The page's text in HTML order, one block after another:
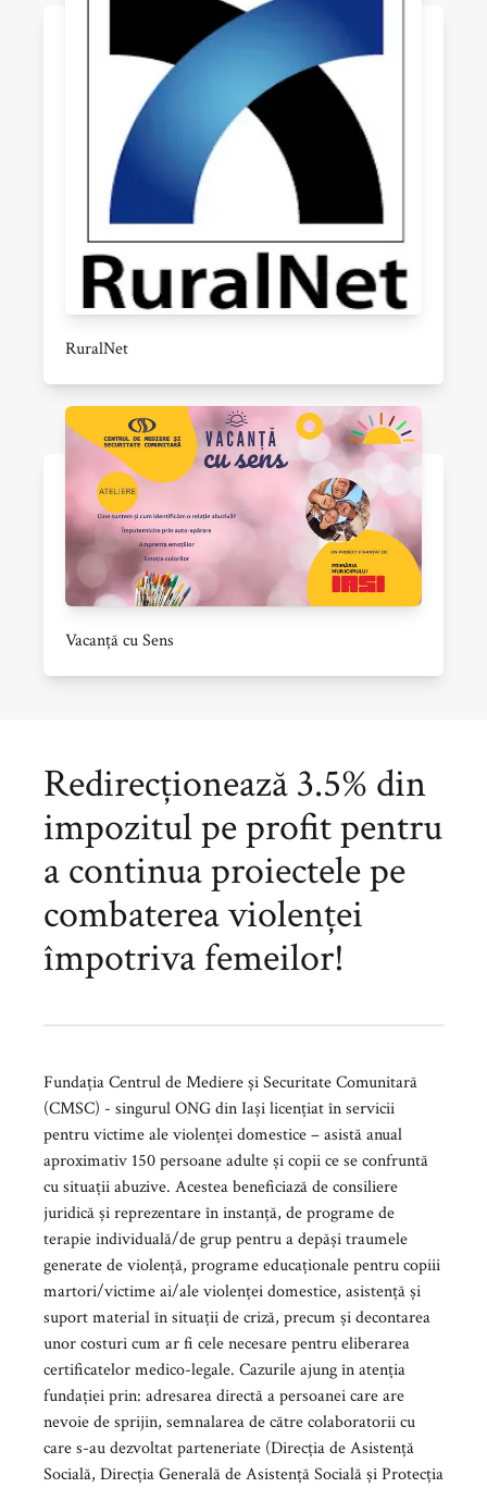
RuralNet
Vacanță cu Sens
Redirecționează 3.5% din
impozitul pe profit pentru
a continua proiectele pe
combaterea violenței
împotriva femeilor!
Fundația Centrul de Mediere și Securitate Comunitară
(CMSC) - singurul ONG din Iași licențiat în servicii
pentru victime ale violenței domestice – asistă anual
aproximativ 150 persoane adulte și copii ce se confruntă
cu situații abuzive. Acestea beneficiază de consiliere
juridică și reprezentare în instanță, de programe de
terapie individuală/de grup pentru a depăși traumele
generate de violență, programe educaționale pentru copiii
martori/victime ai/ale violenței domestice, asistență și
suport material în situații de criză, precum și decontarea
unor costuri cum ar fi cele necesare pentru eliberarea
certificatelor medico-legale. Cazurile ajung în atenția
fundației prin: adresarea directă a persoanei care are
nevoie de sprijin, semnalarea de către colaboratorii cu
care s-au dezvoltat parteneriate (Direcția de Asistență
Socială, Direcția Generală de Asistență Socială și Protecția